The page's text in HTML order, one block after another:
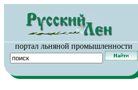
портал льняной промышленности